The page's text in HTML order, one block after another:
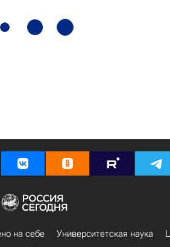
на себе Университетская наука